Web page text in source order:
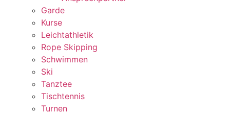
Garde
Kurse
Leichtathletik
Rope Skipping
Schwimmen
Ski
Tanztee
Tischtennis
Turnen